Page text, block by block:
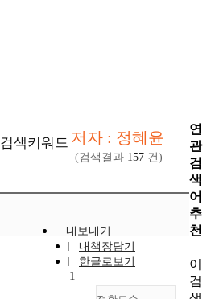
검색키워드 저자 : 정혜윤
(검색결과 157 건)
내보내기
내책장담기
한글로보기
1
연
관
검
색
어
추
천
이
검